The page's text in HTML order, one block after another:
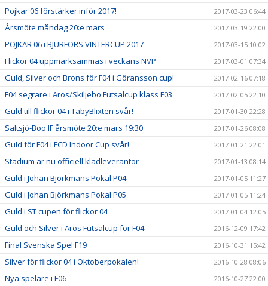
Pojkar 06 förstärker inför 2017! 2017-03-23 06:44
Årsmöte måndag 20:e mars 2017-03-19 22:00
POJKAR 06 i BJURFORS VINTERCUP 2017 2017-03-15 10:02
Flickor 04 uppmärksammas i veckans NVP 2017-03-01 07:34
Guld, Silver och Brons för F04 i Göransson cup! 2017-02-16 07:18
F04 segrare i Aros/Skiljebo Futsalcup klass F03 2017-02-05 22:10
Guld till flickor 04 i TäbyBlixten svår! 2017-01-30 22:28
Saltsjö-Boo IF årsmöte 20:e mars 19:30 2017-01-26 08:08
Guld för F04 i FCD Indoor Cup svår! 2017-01-21 22:01
Stadium är nu officiell klädleverantör 2017-01-13 08:14
Guld i Johan Björkmans Pokal P04 2017-01-05 11:27
Guld i Johan Björkmans Pokal P05 2017-01-05 11:24
Guld i ST cupen för flickor 04 2017-01-04 12:05
Guld och Silver i Aros Futsalcup för F04 2016-12-09 17:42
Final Svenska Spel F19 2016-10-31 15:42
Silver för flickor 04 i Oktoberpokalen! 2016-10-28 08:06
Nya spelare i F06 2016-10-27 22:00